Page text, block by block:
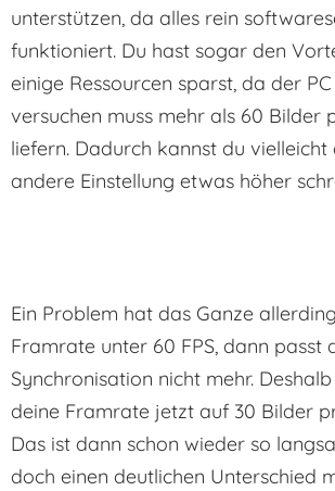
unterstützen, da alles rein
funktioniert. Du hast sogar den
einige Ressourcen sparst, da der
versuchen muss mehr als 60 Bilder
liefern. Dadurch kannst du
andere Einstellung etwas höher
Ein Problem hat das Ganze
Framrate unter 60 FPS, dann passt
Synchronisation nicht mehr.
deine Framrate jetzt auf 30 Bilder
Das ist dann schon wieder so
doch einen deutlichen Unterschied